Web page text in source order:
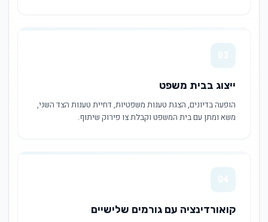
ייצוג בבית משפט
הופעה בדיונים, הצגת טענות משפטיות, דחיית טענות הצד השני,
משא ומתן עם בית המשפט וקבלת צו פירוק שיתוף.
קואורדינציה עם גורמים שלישיים